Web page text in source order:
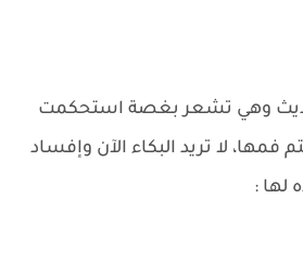
وهي تشعر بغصة استحكمت
فمها، لا تريد البكاء الآن وإفساد
لها :